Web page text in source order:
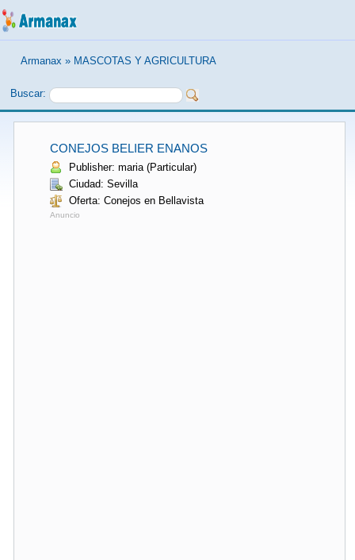
Armanax » MASCOTAS Y AGRICULTURA
Buscar:
CONEJOS BELIER ENANOS
Publisher: maria (Particular)
Ciudad: Sevilla
Oferta: Conejos en Bellavista
Anuncio